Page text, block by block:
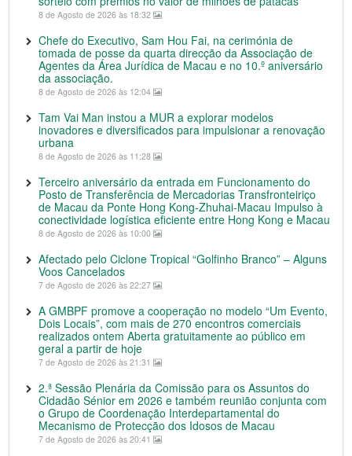
8 de Agosto de 2026 às 18:32
Chefe do Executivo, Sam Hou Fai, na cerimónia de
tomada de posse da quarta direcção da Associação de
Agentes da Área Jurídica de Macau e no 10.º aniversário
da associação.
8 de Agosto de 2026 às 12:04
Tam Vai Man instou a MUR a explorar modelos
inovadores e diversificados para impulsionar a renovação
urbana
8 de Agosto de 2026 às 11:28
Terceiro aniversário da entrada em Funcionamento do
Posto de Transferência de Mercadorias Transfronteiriço
de Macau da Ponte Hong Kong-Zhuhai-Macau Impulso à
conectividade logística eficiente entre Hong Kong e Macau
8 de Agosto de 2026 às 10:00
Afectado pelo Ciclone Tropical “Golfinho Branco” – Alguns
Voos Cancelados
7 de Agosto de 2026 às 22:27
A GMBPF promove a cooperação no modelo “Um Evento,
Dois Locais”, com mais de 270 encontros comerciais
realizados ontem Aberta gratuitamente ao público em
geral a partir de hoje
7 de Agosto de 2026 às 21:31
2.ª Sessão Plenária da Comissão para os Assuntos do
Cidadão Sénior em 2026 e também reunião conjunta com
o Grupo de Coordenação Interdepartamental do
Mecanismo de Protecção dos Idosos de Macau
7 de Agosto de 2026 às 20:41